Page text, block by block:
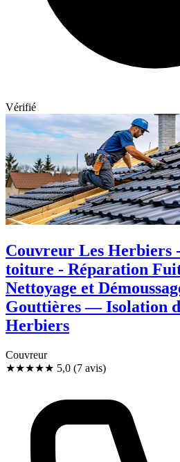
Vérifié
Couvreur Les Herbiers
toiture - Réparation
Nettoyage et
Gouttières — Isolation
Herbiers
Couvreur
★★★★★ 5,0 (7 avis)